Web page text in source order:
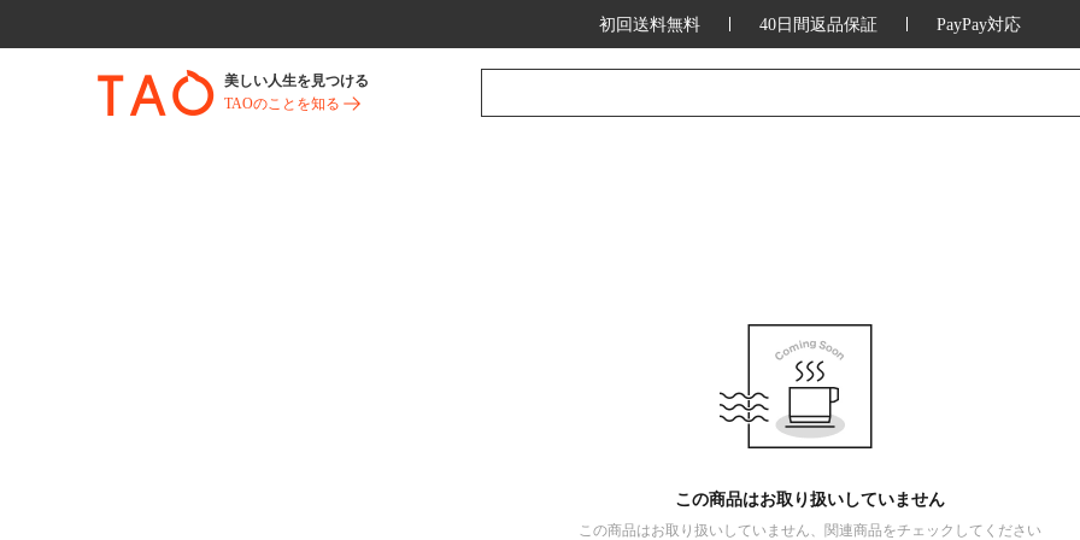
初回送料無料 40日間返品保証 PayPay対応
美しい人生を見つける
TAOのことを知る
この商品はお取り扱いしていません
この商品はお取り扱いしていません、関連商品をチェックしてください